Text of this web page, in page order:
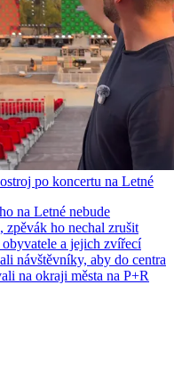
po koncertu na Letné
na Letné nebude
zpěvák ho nechal zrušit
a jejich zvířecí
návštěvníky, aby do centra
na okraji města na P+R